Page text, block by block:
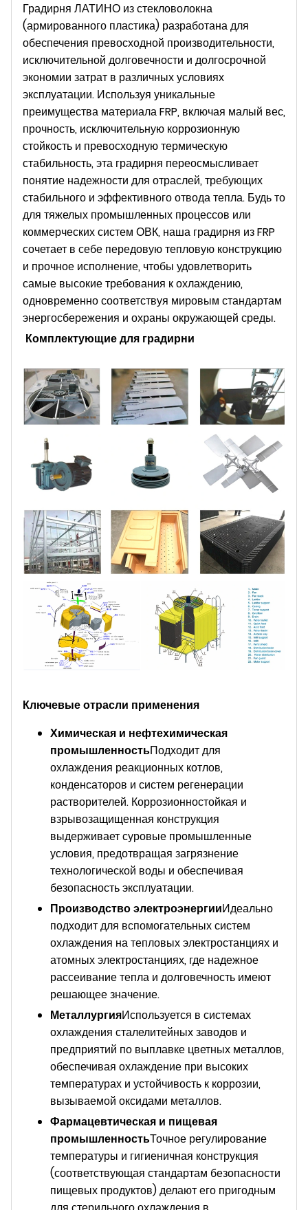
Градирня ЛАТИНО из стекловолокна
(армированного пластика) разработана для
обеспечения превосходной производительности,
исключительной долговечности и долгосрочной
экономии затрат в различных условиях
эксплуатации. Используя уникальные
преимущества материала FRP, включая малый вес,
прочность, исключительную коррозионную
стойкость и превосходную термическую
стабильность, эта градирня переосмысливает
понятие надежности для отраслей, требующих
стабильного и эффективного отвода тепла. Будь то
для тяжелых промышленных процессов или
коммерческих систем ОВК, наша градирня из FRP
сочетает в себе передовую тепловую конструкцию
и прочное исполнение, чтобы удовлетворить
самые высокие требования к охлаждению,
одновременно соответствуя мировым стандартам
энергосбережения и охраны окружающей среды.
Комплектующие для градирни
Ключевые отрасли применения
Химическая и нефтехимическая
промышленностьПодходит для
охлаждения реакционных котлов,
конденсаторов и систем регенерации
растворителей. Коррозионностойкая и
взрывозащищенная конструкция
выдерживает суровые промышленные
условия, предотвращая загрязнение
технологической воды и обеспечивая
безопасность эксплуатации.
Производство электроэнергииИдеально
подходит для вспомогательных систем
охлаждения на тепловых электростанциях и
атомных электростанциях, где надежное
рассеивание тепла и долговечность имеют
решающее значение.
МеталлургияИспользуется в системах
охлаждения сталелитейных заводов и
предприятий по выплавке цветных металлов,
обеспечивая охлаждение при высоких
температурах и устойчивость к коррозии,
вызываемой оксидами металлов.
Фармацевтическая и пищевая
промышленностьТочное регулирование
температуры и гигиеничная конструкция
(соответствующая стандартам безопасности
пищевых продуктов) делают его пригодным